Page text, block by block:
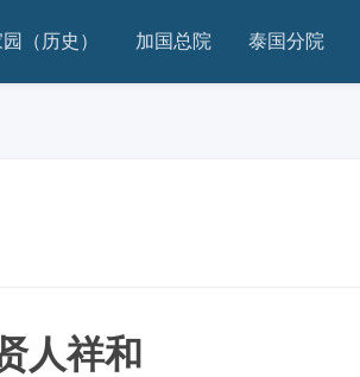
（历史） 加国总院 泰国分院
人祥和